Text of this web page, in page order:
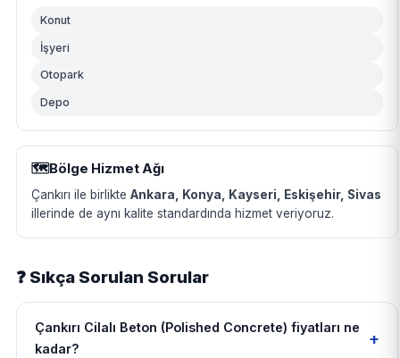
Konut
İşyeri
Otopark
Depo
🗺️Bölge Hizmet Ağı
Çankırı ile birlikte Ankara, Konya, Kayseri, Eskişehir, Sivas
illerinde de aynı kalite standardında hizmet veriyoruz.
❓ Sıkça Sorulan Sorular
Çankırı Cilalı Beton (Polished Concrete) fiyatları ne
kadar?
+